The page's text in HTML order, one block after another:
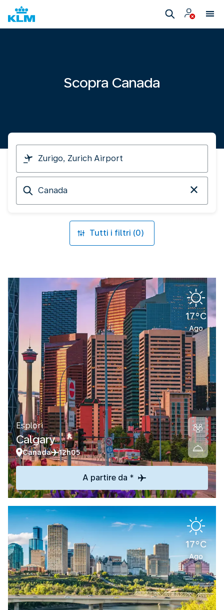
Scopra Canada
Parto
da
Arrivo
Tutti i filtri (0)
17°C
Ago
Esplori
Calgary
Canada 12h05
A partire da *
17°C
Ago